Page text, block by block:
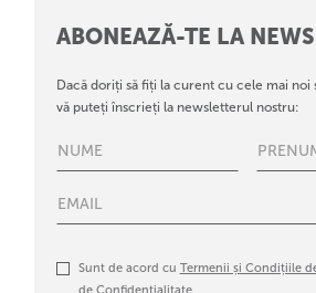
ABONEAZĂ-TE LA
Dacă doriți să fiți la curent cu cele mai noi
vă puteți înscrieți la newsletterul nostru:
Sunt de acord cu Termenii și Condițiile